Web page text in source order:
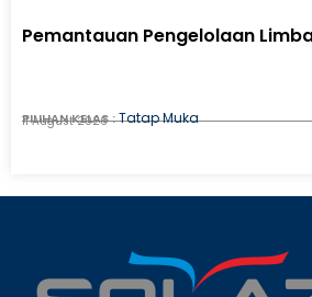
Pemantauan Pengelolaan
PILIHAN KELAS :Tatap Muka
11 August 2026